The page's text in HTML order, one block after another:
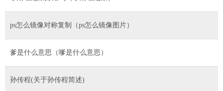
ps怎么镜像对称复制（ps怎么镜像图片）
爹是什么意思（嗲是什么意思）
孙传程(关于孙传程简述)